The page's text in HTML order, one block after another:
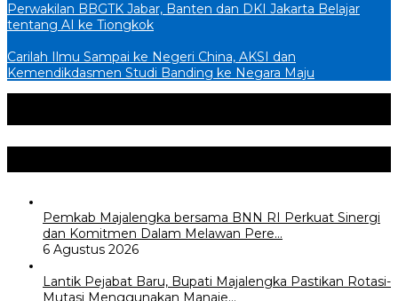
Perwakilan BBGTK Jabar, Banten dan DKI Jakarta Belajar
tentang AI ke Tiongkok
Carilah Ilmu Sampai ke Negeri China, AKSI dan
Kemendikdasmen Studi Banding ke Negara Maju
Pemkab Majalengka bersama BNN RI Perkuat Sinergi
dan Komitmen Dalam Melawan Pere…
6 Agustus 2026
Lantik Pejabat Baru, Bupati Majalengka Pastikan Rotasi-
Mutasi Menggunakan Manaje…